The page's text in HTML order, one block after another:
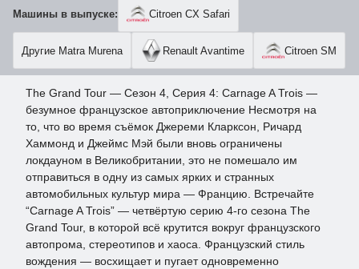
Машины в выпуске: Citroen CX Safari
Другие Matra Murena Renault Avantime Citroen SM
The Grand Tour — Сезон 4, Серия 4: Carnage A Trois —
безумное французское автоприключение Несмотря на
то, что во время съёмок Джереми Кларксон, Ричард
Хаммонд и Джеймс Мэй были вновь ограничены
локдауном в Великобритании, это не помешало им
отправиться в одну из самых ярких и странных
автомобильных культур мира — Францию. Встречайте
“Carnage A Trois” — четвёртую серию 4-го сезона The
Grand Tour, в которой всё крутится вокруг французского
автопрома, стереотипов и хаоса. Французский стиль
вождения — восхищает и пугает одновременно